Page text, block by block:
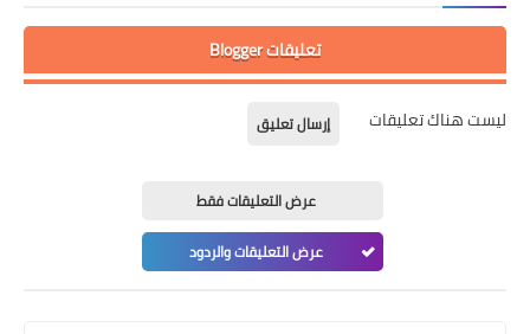
تعليقات Blogger
ليست هناك تعليقات إرسال تعليق
عرض التعليقات فقط
عرض التعليقات والردود